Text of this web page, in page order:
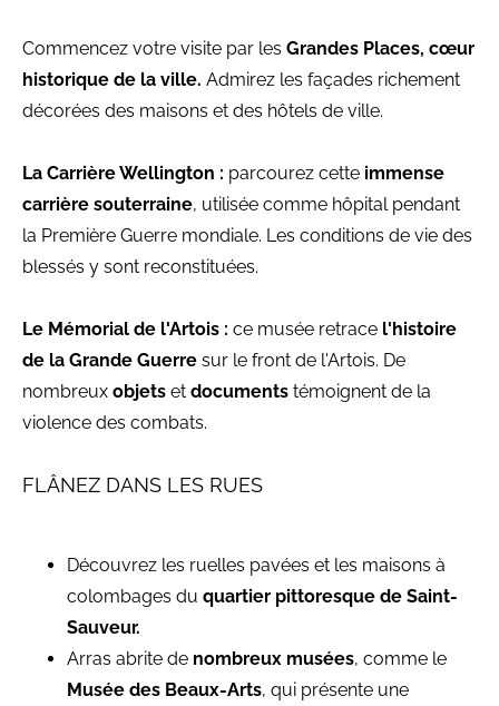
Commencez votre visite par les Grandes Places, cœur
historique de la ville. Admirez les façades richement
décorées des maisons et des hôtels de ville.
La Carrière Wellington : parcourez cette immense
carrière souterraine, utilisée comme hôpital pendant
la Première Guerre mondiale. Les conditions de vie des
blessés y sont reconstituées.
Le Mémorial de l'Artois : ce musée retrace l'histoire
de la Grande Guerre sur le front de l'Artois. De
nombreux objets et documents témoignent de la
violence des combats.
FLÂNEZ DANS LES RUES
Découvrez les ruelles pavées et les maisons à
colombages du quartier pittoresque de Saint-
Sauveur.
Arras abrite de nombreux musées, comme le
Musée des Beaux-Arts, qui présente une